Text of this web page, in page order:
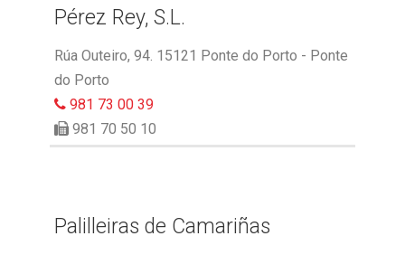
Pérez Rey, S.L.
Rúa Outeiro, 94. 15121 Ponte do Porto - Ponte
do Porto
981 73 00 39
981 70 50 10
Palilleiras de Camariñas